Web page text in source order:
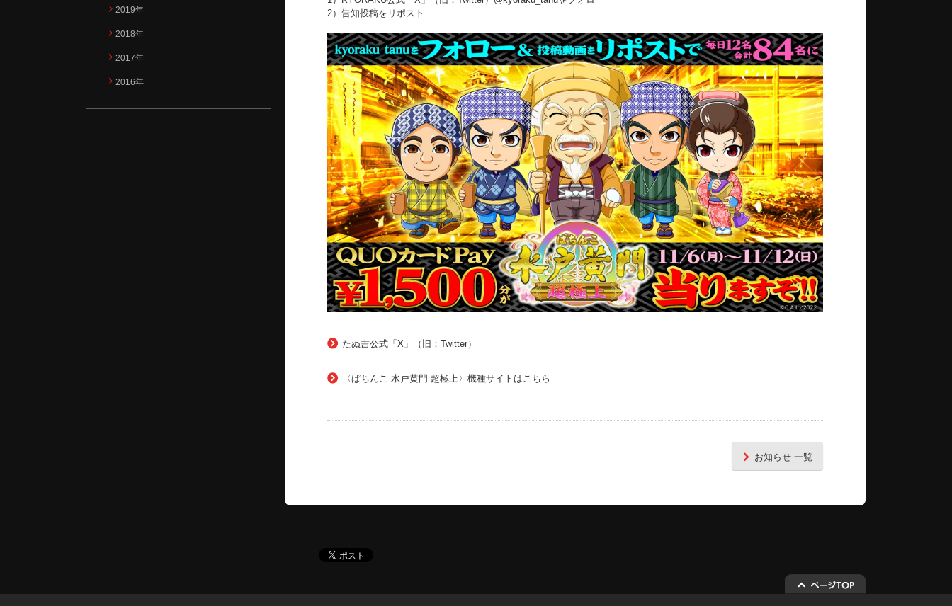
2019年
2018年
2017年
2016年
2）告知投稿をリポスト
たぬ吉公式「X」（旧：Twitter）
〈ぱちんこ 水戸黄門 超極上〉機種サイトはこちら
お知らせ 一覧